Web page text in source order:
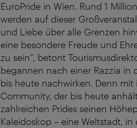
EuroPride in Wien. Rund 1
werden auf dieser
und Liebe über alle Grenzen
eine besondere Freude und
zu sein“, betont
begannen nach einer Razzia in
bis heute nachwirken. Denn mit
Community, der bis heute
zahlreichen Prides seinen
Kaleidoskop – eine Weltstadt,